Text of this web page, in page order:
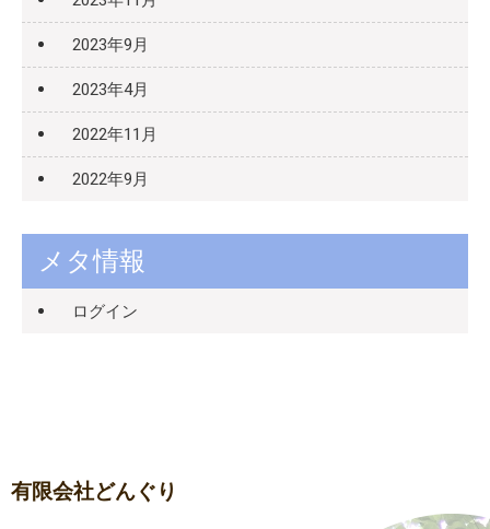
2023年9月
2023年4月
2022年11月
2022年9月
メタ情報
ログイン
有限会社どんぐり